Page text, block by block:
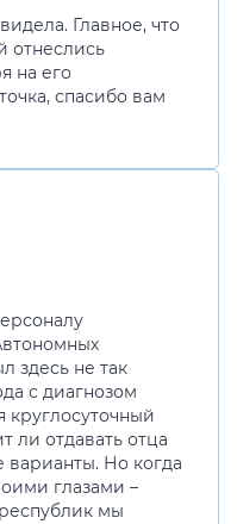
Главное, что
отнеслись
на его
спасибо вам
здесь не так
с диагнозом
круглосуточный
ли отдавать отца
варианты. Но когда
глазами –
мы